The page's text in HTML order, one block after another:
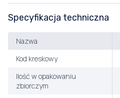
Specyfikacja techniczna
Nazwa
Kod kreskowy
Ilość w opakowaniu
zbiorczym